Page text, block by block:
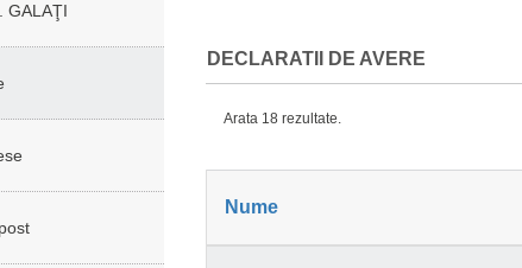
GALAŢI
DECLARATII DE AVERE
Arata 18 rezultate.
Nume